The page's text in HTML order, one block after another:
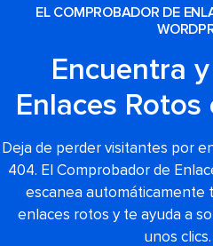
EL COMPROBADOR DE
Encuentra
Enlaces
Deja de perder visitantes por
404. El Comprobador de
escanea automáticamente
enlaces rotos y te ayuda a
unos clics.